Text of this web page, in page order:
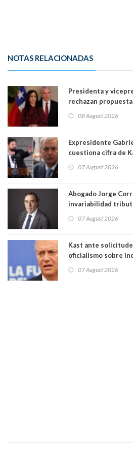
NOTAS RELACIONADAS
Presidenta y
rechazan
"Constituye un
08 August 2026
Expresidente
cuestiona cifra de
07 August 2026
Abogado Jorge
invariabilidad
democracia” y
07 August 2026
Kast ante
oficialismo sobre
07 August 2026